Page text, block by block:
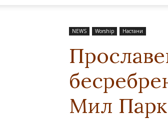
NEWS Worship Настани
Мил